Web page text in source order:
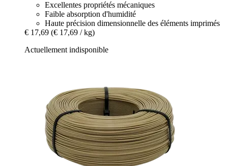
Excellentes propriétés mécaniques
Faible absorption d'humidité
Haute précision dimensionnelle des éléments imprimés
€ 17,69 (€ 17,69 / kg)
Actuellement indisponible